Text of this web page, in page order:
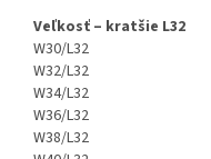
Veľkosť – kratšie L32
W30/L32
W32/L32
W34/L32
W36/L32
W38/L32